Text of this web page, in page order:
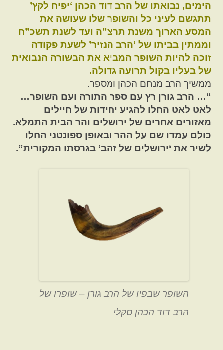
הימים, נבואתו של הרב דוד הכהן ‘יפיח לקץ’
תתגשם לעיני כל והשופר שלו שעושה את
המסע הארוך משנת תרצ”ה ועד לשנת תשכ”ח
וממתין בביתו של ‘הרב הנזיר’ לשעת פקודה
זוכה להיות השופר המביא את הבשורה הנבואית
של בעליו בקול תרועה גדולה.
ממשיך הרב מנחם הכהן ומספר.
“… הרב גורן רץ עם ספר התורה ועם השופר…
לאט לאט החלו להגיע יחידות של חיילים
מאזורים אחרים של ירושלים והר הבית התמלא.
כולם עמדו שם על ההר ובאופן ספונטני החלו
לשיר את ‘ירושלים של זהב’ בגרסתו המקורית”.
השופר שבפיו של הרב גורן – שופרו של
הרב דוד הכהן סקלי